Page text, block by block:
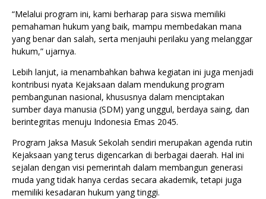
“Melalui program ini, kami berharap para siswa memiliki
pemahaman hukum yang baik, mampu membedakan mana
yang benar dan salah, serta menjauhi perilaku yang melanggar
hukum,” ujarnya.
Lebih lanjut, ia menambahkan bahwa kegiatan ini juga menjadi
kontribusi nyata Kejaksaan dalam mendukung program
pembangunan nasional, khususnya dalam menciptakan
sumber daya manusia (SDM) yang unggul, berdaya saing, dan
berintegritas menuju Indonesia Emas 2045.
Program Jaksa Masuk Sekolah sendiri merupakan agenda rutin
Kejaksaan yang terus digencarkan di berbagai daerah. Hal ini
sejalan dengan visi pemerintah dalam membangun generasi
muda yang tidak hanya cerdas secara akademik, tetapi juga
memiliki kesadaran hukum yang tinggi.